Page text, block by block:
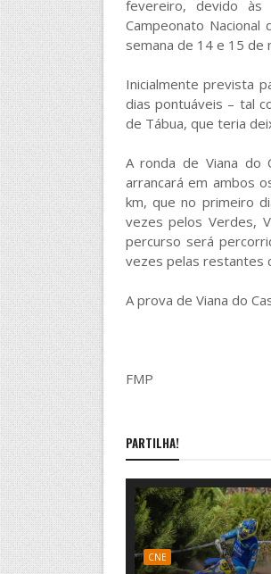
fevereiro, devido às
Campeonato
semana de 14 e 15 de
Inicialmente prevista
dias pontuáveis – tal
de Tábua, que teria
A ronda de Viana do
arrancará em ambos
km, que no primeiro
vezes pelos Verdes,
percurso será
vezes pelas restantes
A prova de Viana do
FMP
PARTILHA!
CNE